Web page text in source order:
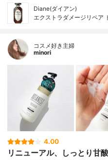
Diane(ダイアン)
エクストラダメージリペア
コスメ好き主婦
minori
4.00
リニューアル、しっとり甘